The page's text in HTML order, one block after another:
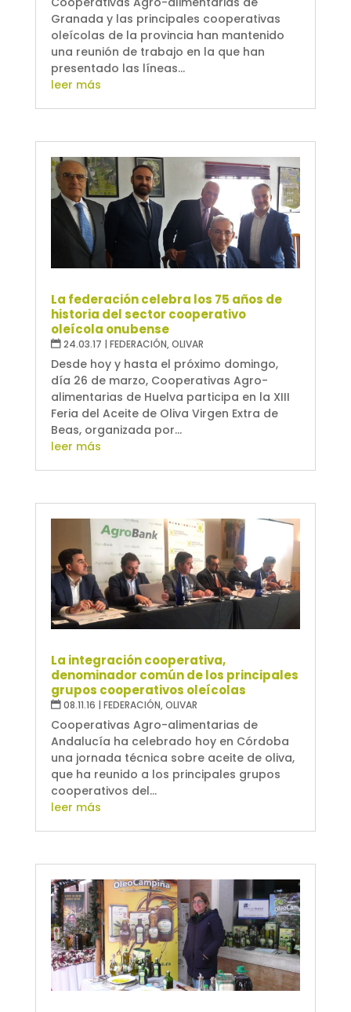
Granada y las principales cooperativas
oleícolas de la provincia han mantenido
una reunión de trabajo en la que han
presentado las líneas...
leer más
La federación celebra los 75 años de
historia del sector cooperativo
oleícola onubense
24.03.17 | FEDERACIÓN,OLIVAR
Desde hoy y hasta el próximo domingo,
día 26 de marzo, Cooperativas Agro-
alimentarias de Huelva participa en la XIII
Feria del Aceite de Oliva Virgen Extra de
Beas, organizada por...
leer más
La integración cooperativa,
denominador común de los principales
grupos cooperativos oleícolas
08.11.16 | FEDERACIÓN,OLIVAR
Cooperativas Agro-alimentarias de
Andalucía ha celebrado hoy en Córdoba
una jornada técnica sobre aceite de oliva,
que ha reunido a los principales grupos
cooperativos del...
leer más